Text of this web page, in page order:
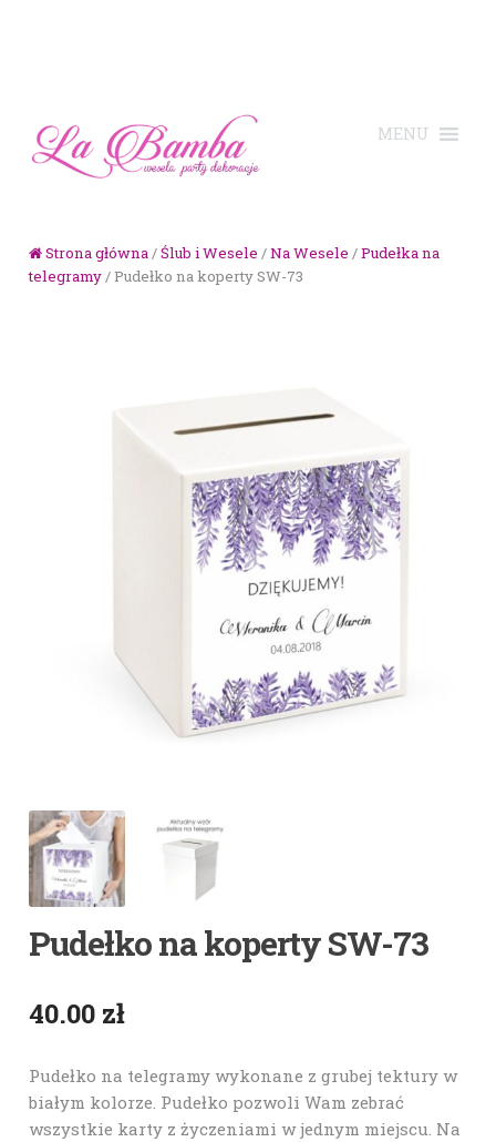
Strona główna/Ślub i Wesele /Na Wesele /Pudełka na
telegramy/ Pudełko na koperty SW-73
Pudełko na koperty SW-73
40.00 zł
Pudełko na telegramy wykonane z grubej tektury w
białym kolorze. Pudełko pozwoli Wam zebrać
wszystkie karty z życzeniami w jednym miejscu. Na